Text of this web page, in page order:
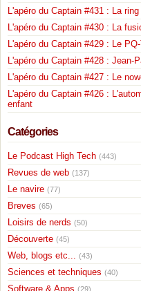
L'apéro du Captain #431 : La
L'apéro du Captain #430 : La
L'apéro du Captain #429 : Le
L'apéro du Captain #428 : Jean-
L'apéro du Captain #427 : Le
L'apéro du Captain #426 :
enfant
Catégories
Le Podcast High Tech (443)
Revues de web (137)
Le navire (77)
Breves (65)
Loisirs de nerds (50)
Découverte (45)
Web, blogs etc... (43)
Sciences et techniques (40)
Software & Apps (29)